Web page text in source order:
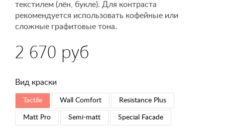
текстилем (лён, букле). Для контраста
рекомендуется использовать кофейные или
сложные графитовые тона.
2 670 руб
Вид краски
Tactile Wall Comfort Resistance Plus
Matt Pro Semi-matt Special Faсade